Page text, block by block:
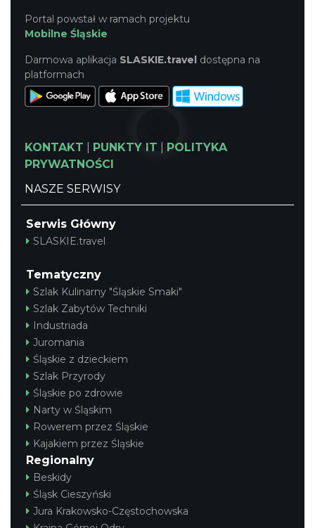
Portal powstał w ramach projektu
Mobilne Śląskie
Darmowa aplikacja SLASKIE.travel dostępna na
platformach
KONTAKT PUNKTY IT
POLITYKA
PRYWATNOŚCI
NASZE SERWISY
Serwis Główny
SLASKIE.travel
Tematyczny
Szlak Kulinarny "Śląskie Smaki"
Szlak Zabytów Techniki
Industriada
Juromania
Śląskie z dzieckiem
Szlak Przyrody
Śląskie po zdrowie
Narty w Śląskim
Rowerem przez Śląskie
Kajakiem przez Śląskie
Regionalny
Beskidy
Śląsk Cieszyński
Jura Krakowsko-Częstochowska